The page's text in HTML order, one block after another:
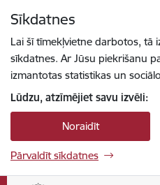
Sīkdatnes
Lai šī tīmekļvietne darbotos, tā
sīkdatnes. Ar Jūsu piekrišanu
izmantotas statistikas un
Lūdzu, atzīmējiet savu izvēli:
Noraidīt
Pārvaldīt sīkdatnes